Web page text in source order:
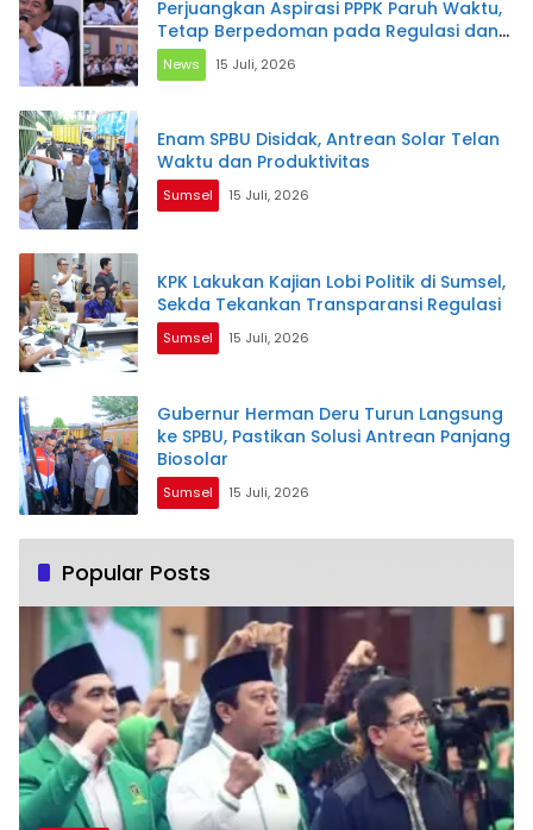
Perjuangkan Aspirasi PPPK Paruh Waktu,
Tetap Berpedoman pada Regulasi dan
Kemampuan Daerah
News 15 Juli, 2026
Enam SPBU Disidak, Antrean Solar Telan
Waktu dan Produktivitas
Sumsel 15 Juli, 2026
KPK Lakukan Kajian Lobi Politik di Sumsel,
Sekda Tekankan Transparansi Regulasi
Sumsel 15 Juli, 2026
Gubernur Herman Deru Turun Langsung
ke SPBU, Pastikan Solusi Antrean Panjang
Biosolar
Sumsel 15 Juli, 2026
Popular Posts